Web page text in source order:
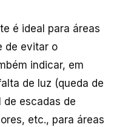
é ideal para áreas
de evitar o
indicar, em
de luz (queda de
de escadas de
etc., para áreas